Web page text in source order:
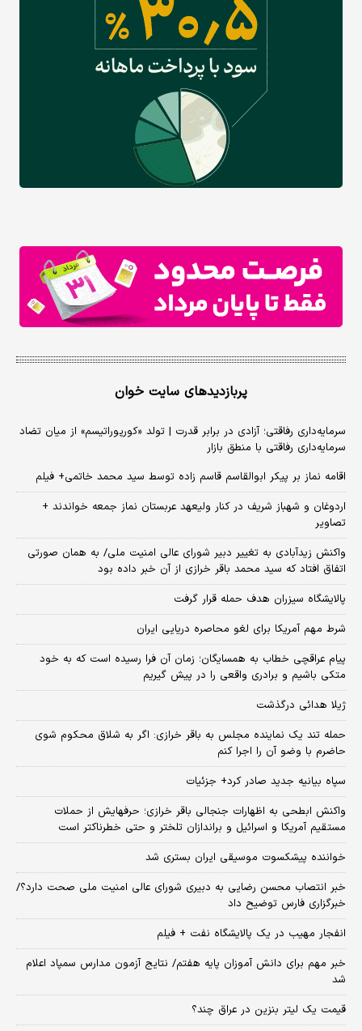
پربازدیدهای سایت خوان
سرمایه‌داری رفاقتی؛ آزادی در برابر قدرت | تولد «کورپوراتیسم» از میان تضاد
سرمایه‌داری رفاقتی با منطق بازار
اقامه نماز بر پیکر ابوالقاسم قاسم زاده توسط سید محمد خاتمی+ فیلم
اردوغان و شهباز شریف در کنار ولیعهد عربستان نماز جمعه خواندند +
تصاویر
واکنش زیدآبادی به تغییر دبیر شورای عالی امنیت ملی/ به همان صورتی
اتفاق افتاد که سید محمد باقر خرازی از آن خبر داده بود
پالایشگاه سیزران هدف حمله قرار گرفت
شرط مهم آمریکا برای لغو محاصره دریایی ایران
پیام عراقچی خطاب به همسایگان؛ زمان آن فرا رسیده است که به خود
متکی باشیم و برادری واقعی را در پیش گیریم
ژیلا هدائی درگذشت
حمله تند یک نماینده مجلس به باقر خرازی: اگر به شلاق محکوم شوی
حاضرم با وضو آن را اجرا کنم
سپاه بیانیه جدید صادر کرد+ جزئیات
واکنش ابطحی به اظهارات جنجالی باقر خرازی؛ حرفهایش از حملات
مستقیم آمریکا و اسرائیل و براندازان تلختر و حتی خطرناکتر است
خواننده پیشکسوت موسیقی ایران بستری شد
خبر انتصاب محسن رضایی به دبیری شورای عالی امنیت ملی صحت دارد؟/
خبرگزاری فارس توضیح داد
انفجار مهیب در یک پالایشگاه نفت + فیلم
خبر مهم برای دانش آموزان پایه هفتم/ نتایج آزمون مدارس سمپاد اعلام
شد
قیمت یک لیتر بنزین در عراق چند؟